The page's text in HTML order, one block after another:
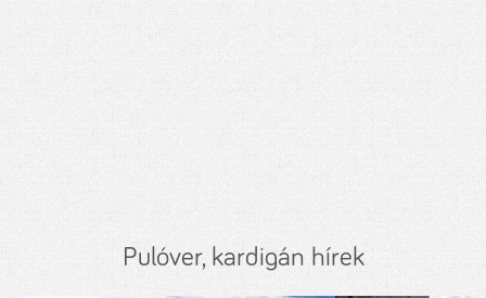
Pulóver, kardigán hírek